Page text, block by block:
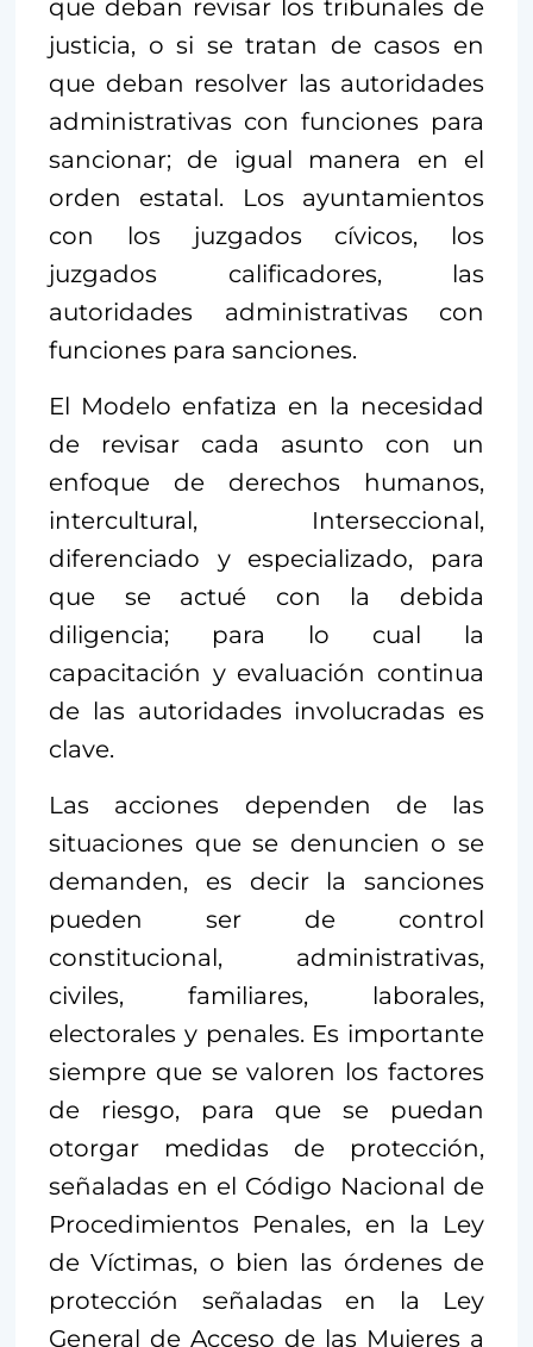
que deban revisar los tribunales de
justicia, o si se tratan de casos en
que deban resolver las autoridades
administrativas con funciones para
sancionar; de igual manera en el
orden estatal. Los ayuntamientos
con los juzgados cívicos, los
juzgados calificadores, las
autoridades administrativas con
funciones para sanciones.
El Modelo enfatiza en la necesidad
de revisar cada asunto con un
enfoque de derechos humanos,
intercultural, Interseccional,
diferenciado y especializado, para
que se actué con la debida
diligencia; para lo cual la
capacitación y evaluación continua
de las autoridades involucradas es
clave.
Las acciones dependen de las
situaciones que se denuncien o se
demanden, es decir la sanciones
pueden ser de control
constitucional, administrativas,
civiles, familiares, laborales,
electorales y penales. Es importante
siempre que se valoren los factores
de riesgo, para que se puedan
otorgar medidas de protección,
señaladas en el Código Nacional de
Procedimientos Penales, en la Ley
de Víctimas, o bien las órdenes de
protección señaladas en la Ley
General de Acceso de las Mujeres a